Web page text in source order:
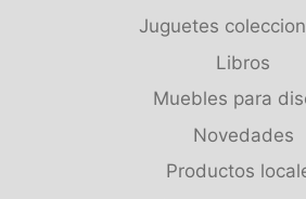
Juguetes
Libros
Muebles para
Novedades
Productos